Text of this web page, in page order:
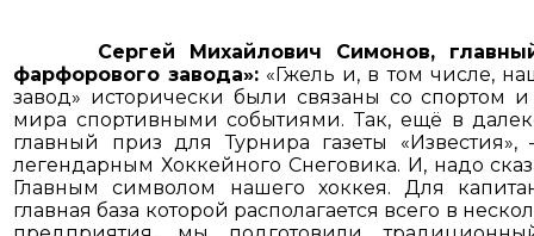
Сергей Михайлович Симонов, главный
фарфорового завода»: «Гжель и, в том числе,
завод» исторически были связаны со спортом
мира спортивными событиями. Так, ещё в
главный приз для Турнира газеты
легендарным Хоккейного Снеговика. И, надо
Главным символом нашего хоккея. Для
главная база которой располагается всего в